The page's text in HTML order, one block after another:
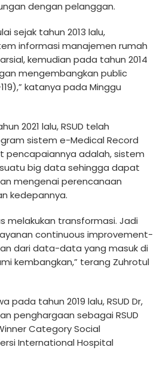
dengan pelanggan.
sejak tahun 2013 lalu,
informasi manajemen rumah
kemudian pada tahun 2014
mengembangkan public
katanya pada Minggu
2021 lalu, RSUD telah
sistem e-Medical Record
pencapaiannya adalah, sistem
big data sehingga dapat
mengenai perencanaan
kedepannya.
melakukan transformasi. Jadi
continuous improvement-
dari data-data yang masuk di
kembangkan,” terang Zuhrotul
pada tahun 2019 lalu, RSUD Dr,
penghargaan sebagai RSUD
Category Social
International Hospital